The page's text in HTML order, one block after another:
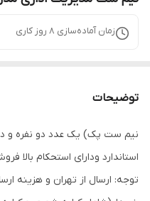
زمان آماده‌سازی 8 روز کاری
توضیحات
نیم ست پک) یک عدد دو نفره و
استاندارد ودارای استحکام
توجه: ارسال از تهران و هزینه